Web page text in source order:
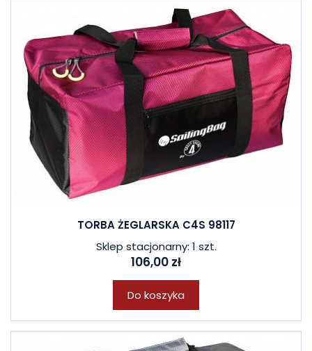
TORBA ŻEGLARSKA C4S 98117
Sklep stacjonarny: 1 szt.
106,00 zł
Do koszyka